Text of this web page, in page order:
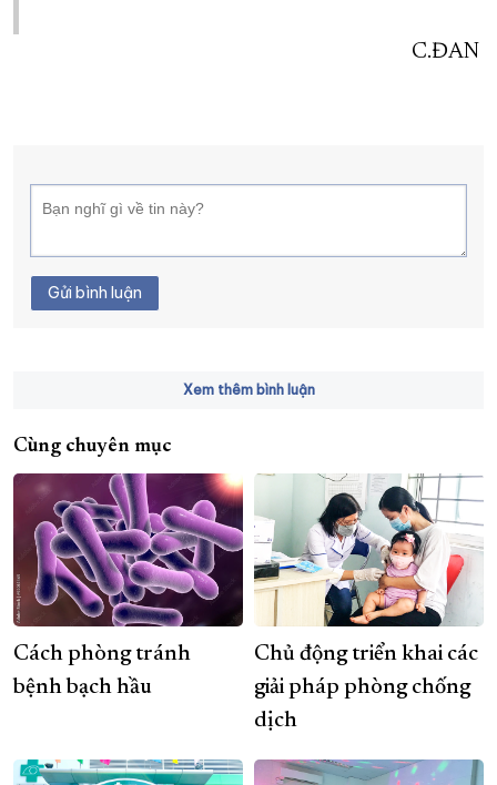
C.ĐAN
Gửi bình luận
Xem thêm bình luận
Cùng chuyên mục
Cách phòng tránh
bệnh bạch hầu
Chủ động triển khai các
giải pháp phòng chống
dịch